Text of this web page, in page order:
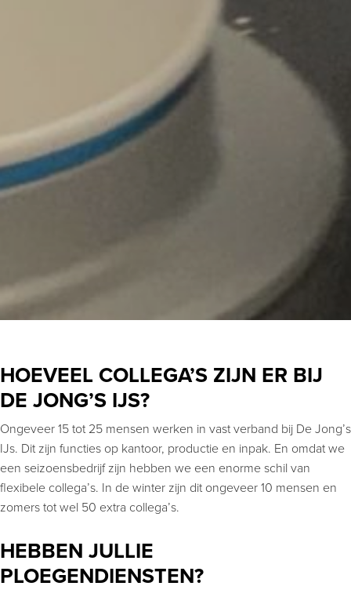
HOEVEEL COLLEGA’S ZIJN ER BIJ
DE JONG’S IJS?
Ongeveer 15 tot 25 mensen werken in vast verband bij De Jong’s
IJs. Dit zijn functies op kantoor, productie en inpak. En omdat we
een seizoensbedrijf zijn hebben we een enorme schil van
flexibele collega’s. In de winter zijn dit ongeveer 10 mensen en
zomers tot wel 50 extra collega’s.
HEBBEN JULLIE
PLOEGENDIENSTEN?